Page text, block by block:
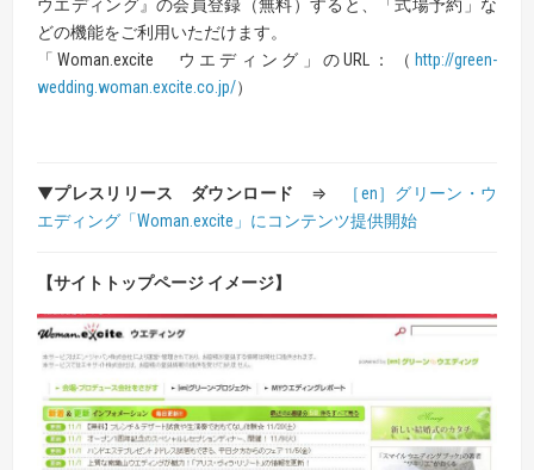
ウエディング』の会員登録（無料）すると、「式場予約」な
どの機能をご利用いただけます。
「Woman.excite ウエディング」のURL：（ http://green-
wedding.woman.excite.co.jp/）
▼プレスリリース ダウンロード ⇒
［en］グリーン・ウ
エディング「Woman.excite」にコンテンツ提供開始
【サイトトップページ イメージ】